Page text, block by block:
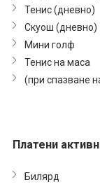
Тенис (дневно)
Скуош (дневно)
Мини голф
Тенис на маса
(при спазване
Платени
Билярд